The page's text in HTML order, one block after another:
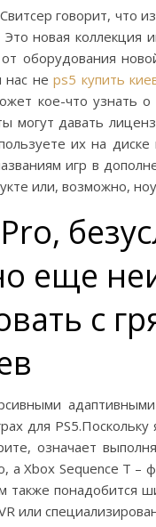
говорит, что
Это новая коллекция
оборудования
нас неps5 купить
кое-что узнать
могут давать
их на
игр в
или, возможно,
Pro,
еще
с
для
означает
Xbox Sequence T –
также понадобится
или